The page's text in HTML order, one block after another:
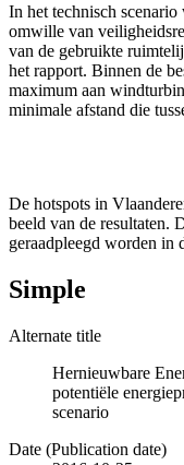
In het technisch
omwille van
van de gebruikte
het rapport. Binnen de
maximum aan
minimale afstand die
De hotspots in
beeld van de resultaten.
geraadpleegd worden in
Simple
Alternate title
Hernieuwbare
potentiële
scenario
Date (Publication date)